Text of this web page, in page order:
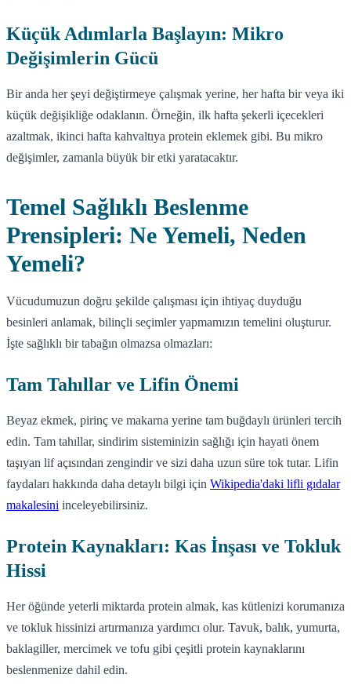
Küçük Adımlarla Başlayın: Mikro
Değişimlerin Gücü
Bir anda her şeyi değiştirmeye çalışmak yerine, her hafta bir veya iki
küçük değişikliğe odaklanın. Örneğin, ilk hafta şekerli içecekleri
azaltmak, ikinci hafta kahvaltıya protein eklemek gibi. Bu mikro
değişimler, zamanla büyük bir etki yaratacaktır.
Temel Sağlıklı Beslenme
Prensipleri: Ne Yemeli, Neden
Yemeli?
Vücudumuzun doğru şekilde çalışması için ihtiyaç duyduğu
besinleri anlamak, bilinçli seçimler yapmamızın temelini oluşturur.
İşte sağlıklı bir tabağın olmazsa olmazları:
Tam Tahıllar ve Lifin Önemi
Beyaz ekmek, pirinç ve makarna yerine tam buğdaylı ürünleri tercih
edin. Tam tahıllar, sindirim sisteminizin sağlığı için hayati önem
taşıyan lif açısından zengindir ve sizi daha uzun süre tok tutar. Lifin
faydaları hakkında daha detaylı bilgi için Wikipedia'daki lifli gıdalar
makalesini inceleyebilirsiniz.
Protein Kaynakları: Kas İnşası ve Tokluk
Hissi
Her öğünde yeterli miktarda protein almak, kas kütlenizi korumanıza
ve tokluk hissinizi artırmanıza yardımcı olur. Tavuk, balık, yumurta,
baklagiller, mercimek ve tofu gibi çeşitli protein kaynaklarını
beslenmenize dahil edin.